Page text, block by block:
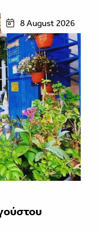
8 August 2026